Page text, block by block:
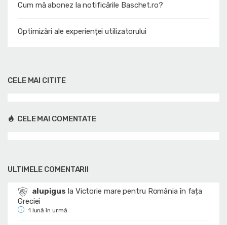
Cum mă abonez la notificările Baschet.ro?
Optimizări ale experienței utilizatorului
CELE MAI CITITE
CELE MAI COMENTATE
ULTIMELE COMENTARII
alupigus la Victorie mare pentru România în fața
Greciei
1 lună în urmă